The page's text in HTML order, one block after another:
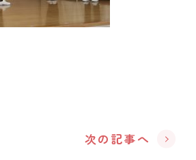
次の記事へ